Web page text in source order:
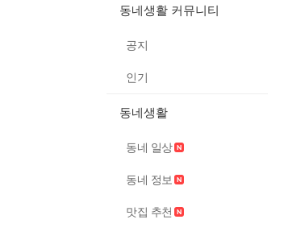
동네생활 커뮤니티
공지
인기
동네생활
동네 일상
동네 정보
맛집 추천